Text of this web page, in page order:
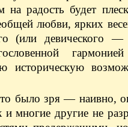
радость будет
любви, ярких
(или девического
историческую
было зря — наивно,
и многие другие не